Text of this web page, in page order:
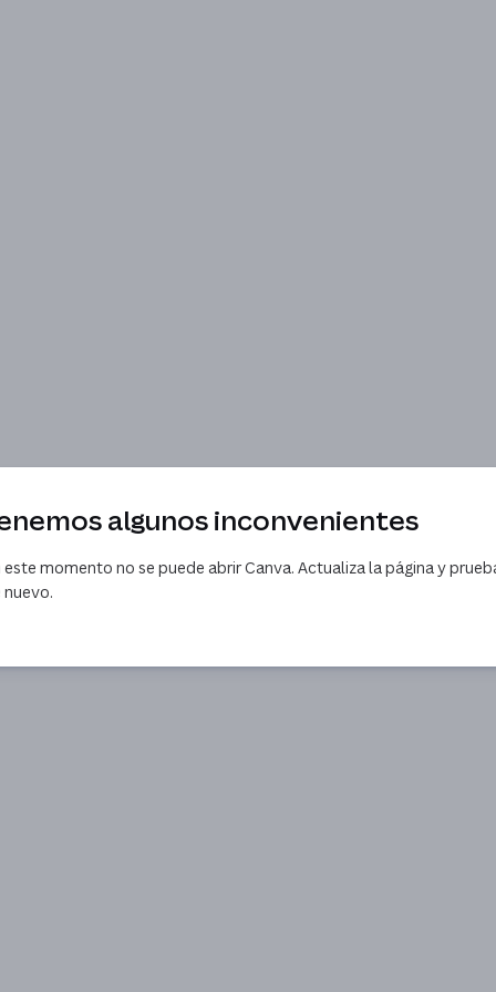
algunos inconvenientes
este momento no se puede abrir Canva. Actualiza la página y
nuevo.